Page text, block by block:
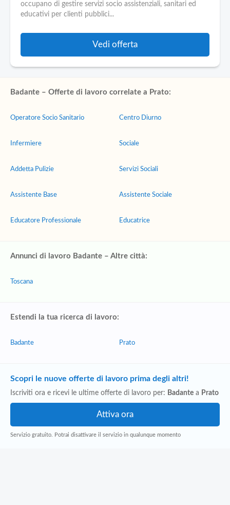
occupano di gestire servizi socio assistenziali, sanitari ed
educativi per clienti pubblici...
Vedi offerta
Badante – Offerte di lavoro correlate a Prato:
Operatore Socio Sanitario
Infermiere
Addetta Pulizie
Assistente Base
Educatore Professionale
Centro Diurno
Sociale
Servizi Sociali
Assistente Sociale
Educatrice
Annunci di lavoro Badante – Altre città:
Toscana
Estendi la tua ricerca di lavoro:
Badante Prato
Scopri le nuove offerte di lavoro prima degli altri!
Iscriviti ora e ricevi le ultime offerte di lavoro per: Badante a Prato
Servizio gratuito. Potrai disattivare il servizio in qualunque momento